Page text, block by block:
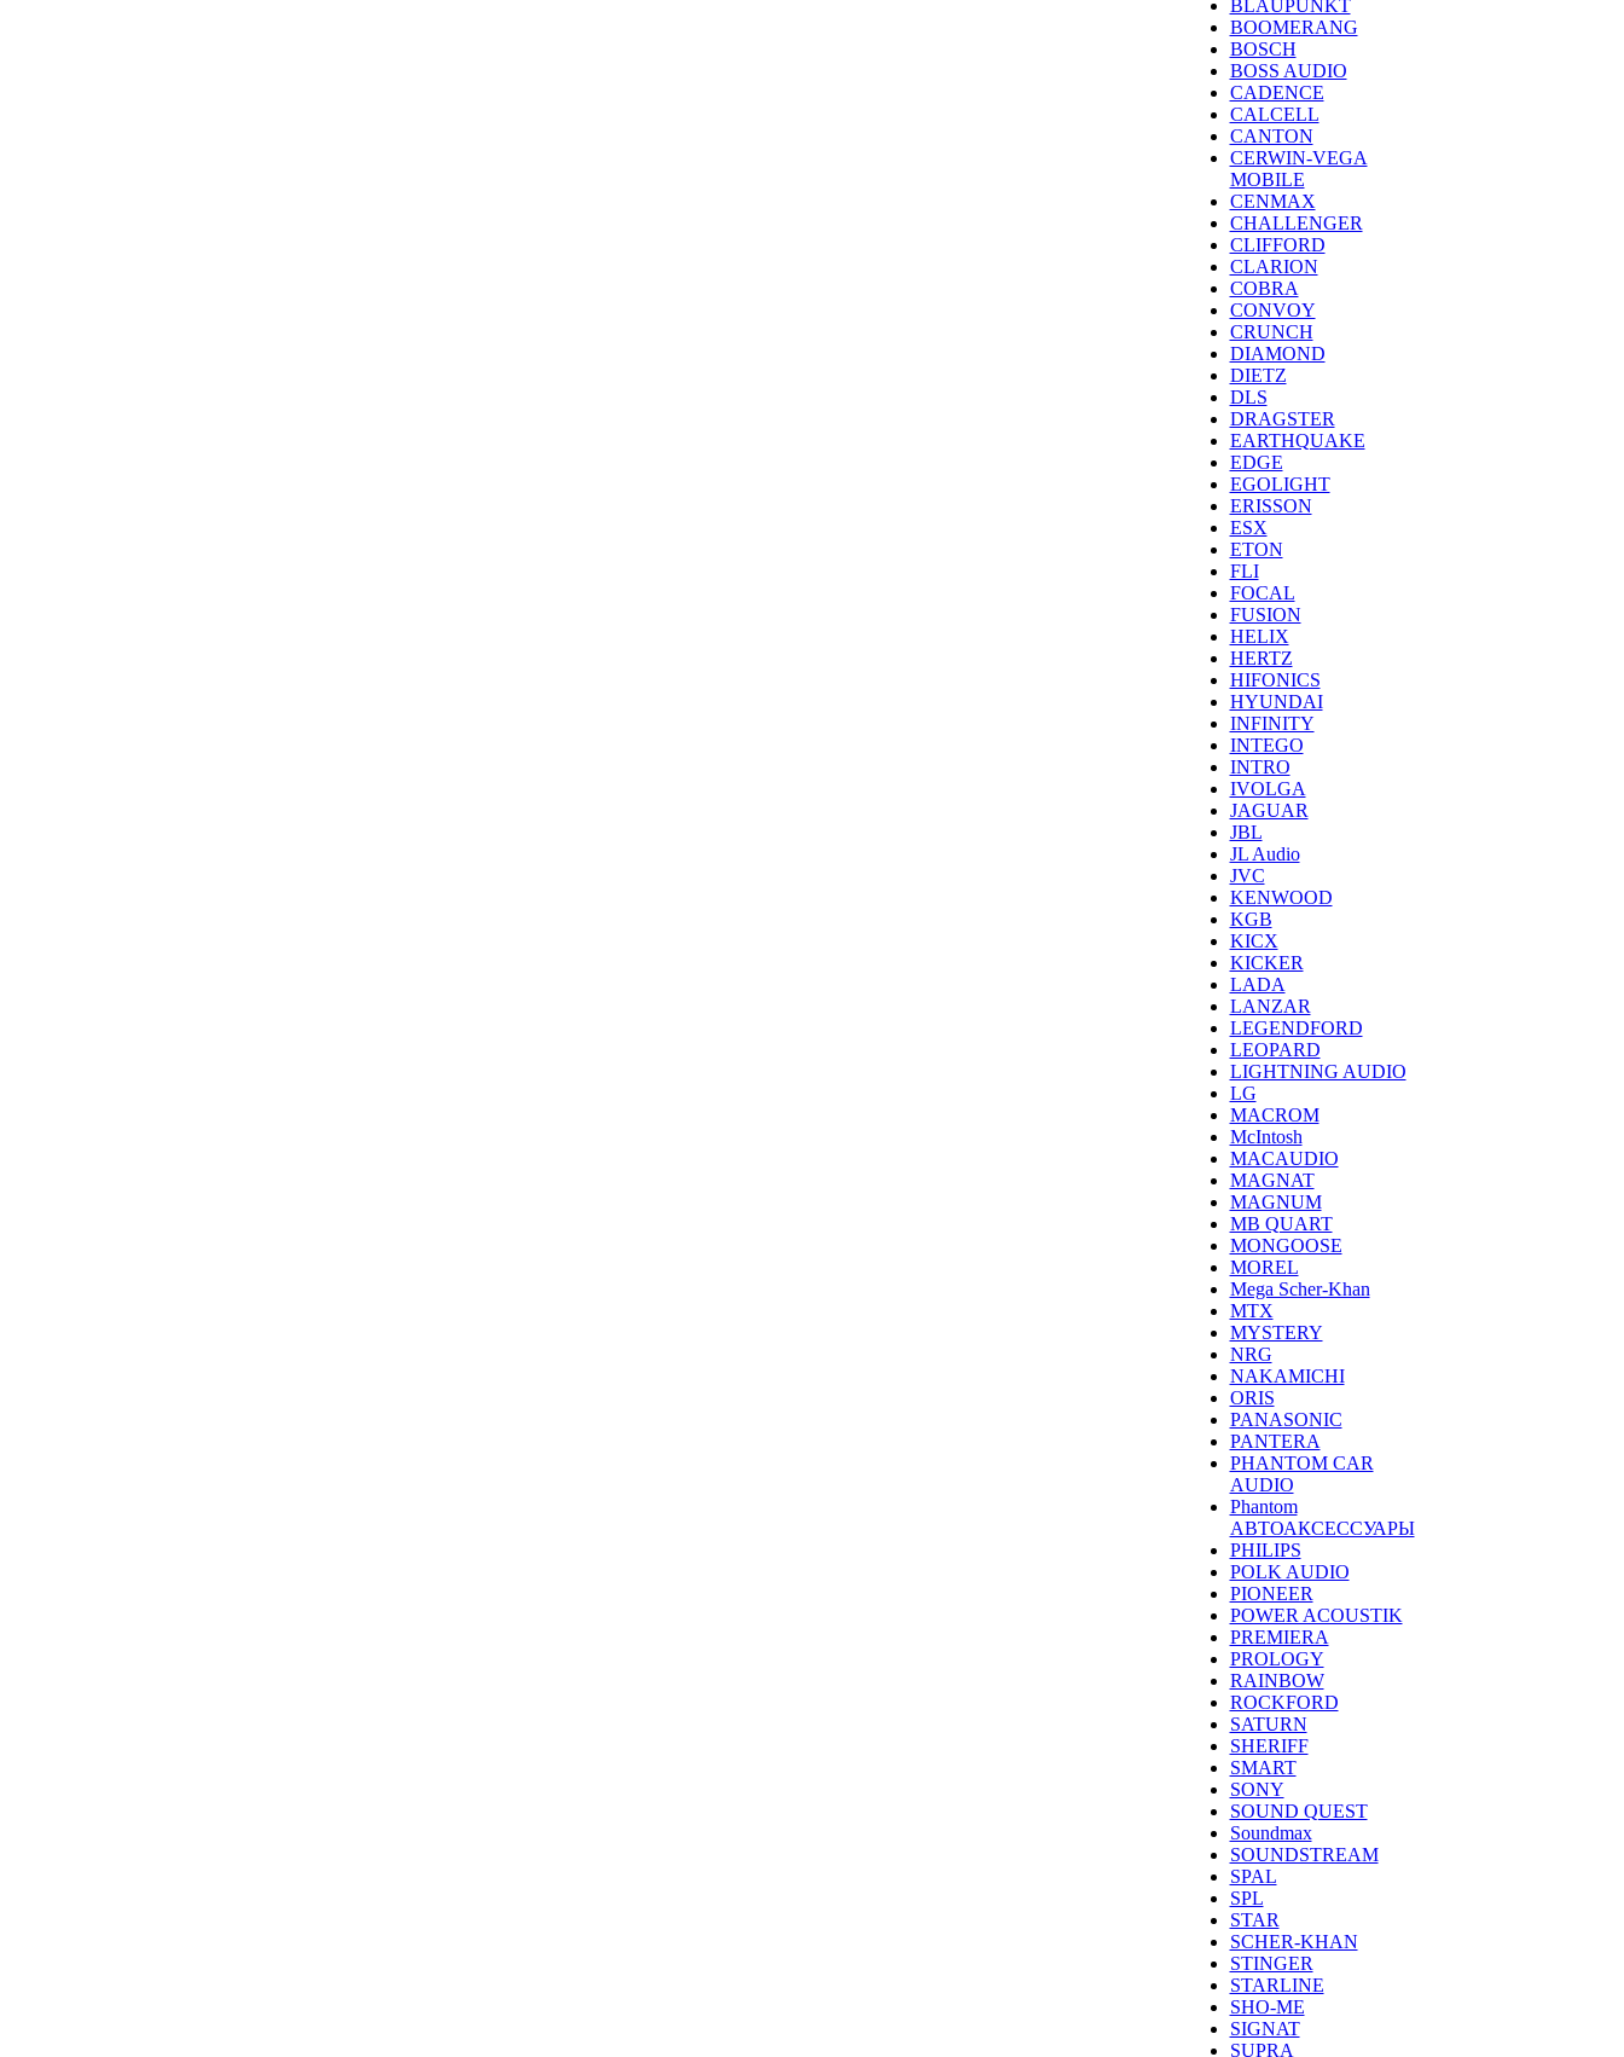
BLAUPUNKT
BOOMERANG
BOSCH
BOSS AUDIO
CADENCE
CALCELL
CANTON
CERWIN-VEGA
MOBILE
CENMAX
CHALLENGER
CLIFFORD
CLARION
COBRA
CONVOY
CRUNCH
DIAMOND
DIETZ
DLS
DRAGSTER
EARTHQUAKE
EDGE
EGOLIGHT
ERISSON
ESX
ETON
FLI
FOCAL
FUSION
HELIX
HERTZ
HIFONICS
HYUNDAI
INFINITY
INTEGO
INTRO
IVOLGA
JAGUAR
JBL
JL Audio
JVC
KENWOOD
KGB
KICX
KICKER
LADA
LANZAR
LEGENDFORD
LEOPARD
LIGHTNING AUDIO
LG
MACROM
McIntosh
MACAUDIO
MAGNAT
MAGNUM
MB QUART
MONGOOSE
MOREL
Mega Scher-Khan
MTX
MYSTERY
NRG
NAKAMICHI
ORIS
PANASONIC
PANTERA
PHANTOM CAR
AUDIO
Phantom
АВТОАКСЕССУАРЫ
PHILIPS
POLK AUDIO
PIONEER
POWER ACOUSTIK
PREMIERA
PROLOGY
RAINBOW
ROCKFORD
SATURN
SHERIFF
SMART
SONY
SOUND QUEST
Soundmax
SOUNDSTREAM
SPAL
SPL
STAR
SCHER-KHAN
STINGER
STARLINE
SHO-ME
SIGNAT
SUPRA